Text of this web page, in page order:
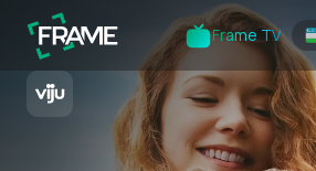
Frame TV